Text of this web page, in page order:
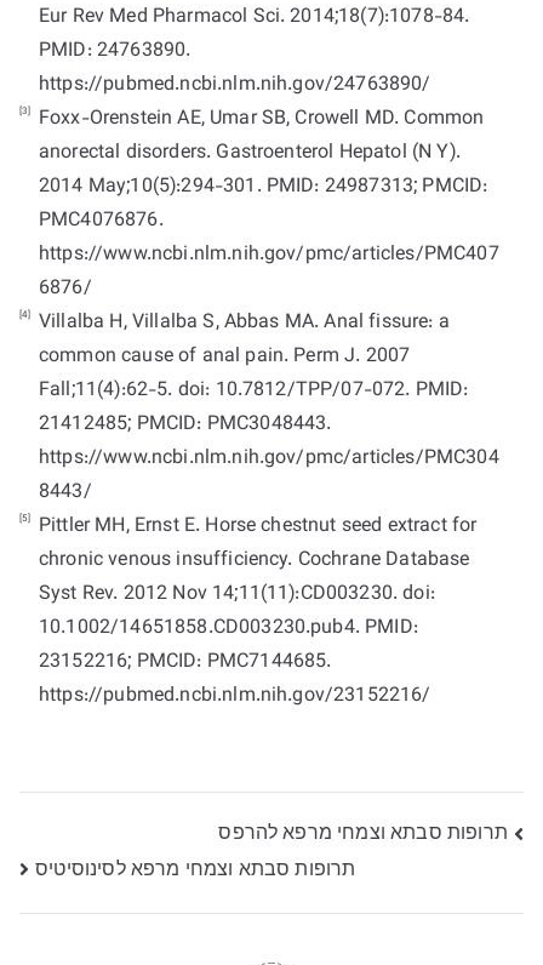
Eur Rev Med Pharmacol Sci. 2014;18(7):1078-84.
PMID: 24763890.
https://pubmed.ncbi.nlm.nih.gov/24763890/
[3]
Foxx-Orenstein AE, Umar SB, Crowell MD. Common
anorectal disorders. Gastroenterol Hepatol (N Y).
2014 May;10(5):294-301. PMID: 24987313; PMCID:
PMC4076876.
https://www.ncbi.nlm.nih.gov/pmc/articles/PMC407
6876/
[4] Villalba H, Villalba S, Abbas MA. Anal fissure: a
common cause of anal pain. Perm J. 2007
Fall;11(4):62-5. doi: 10.7812/TPP/07-072. PMID:
21412485; PMCID: PMC3048443.
https://www.ncbi.nlm.nih.gov/pmc/articles/PMC304
8443/
[5]
Pittler MH, Ernst E. Horse chestnut seed extract for
chronic venous insufficiency. Cochrane Database
Syst Rev. 2012 Nov 14;11(11):CD003230. doi:
10.1002/14651858.CD003230.pub4. PMID:
23152216; PMCID: PMC7144685.
https://pubmed.ncbi.nlm.nih.gov/23152216/
ניווט
תרופות סבתא וצמחי מרפא להרפס
תרופות סבתא וצמחי מרפא לסינוסיטיס